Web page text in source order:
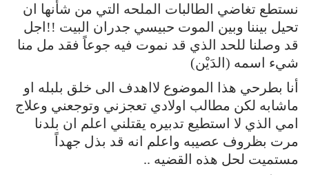
نستطع تغاضي الطالبات الملحه التي من شأنها ان
تحيل بيننا وبين الموت حبيسي جدران البيت !!اجل
قد وصلنا للحد الذي قد نموت فيه جوعاً فقد مل منا
شيء اسمه (الدَيْن)
أنا بطرحي هذا الموضوع لااهدف الى خلق بلبله او
ماشابه لكن مطالب اولادي تعجزني وتوجعني وعلاج
امي الذي لا استطيع تدبيره يقتلني اعلم ان بلدنا
مرت بظروف عصيبه واعلم انه قد بذل جهداً
مستميت لحل هذه القضيه ..